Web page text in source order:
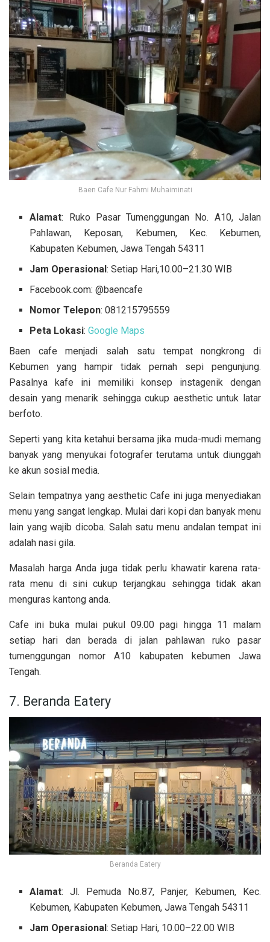
Baen Cafe Nur Fahmi Muhaiminati
Alamat: Ruko Pasar Tumenggungan No. A10, Jalan
Pahlawan, Keposan, Kebumen, Kec. Kebumen,
Kabupaten Kebumen, Jawa Tengah 54311
Jam Operasional: Setiap Hari,10.00–21.30 WIB
Facebook.com: @baencafe
Nomor Telepon: 081215795559
Peta Lokasi:Google Maps
Baen cafe menjadi salah satu tempat nongkrong di
Kebumen yang hampir tidak pernah sepi pengunjung.
Pasalnya kafe ini memiliki konsep instagenik dengan
desain yang menarik sehingga cukup aesthetic untuk latar
berfoto.
Seperti yang kita ketahui bersama jika muda-mudi memang
banyak yang menyukai fotografer terutama untuk diunggah
ke akun sosial media.
Selain tempatnya yang aesthetic Cafe ini juga menyediakan
menu yang sangat lengkap. Mulai dari kopi dan banyak menu
lain yang wajib dicoba. Salah satu menu andalan tempat ini
adalah nasi gila.
Masalah harga Anda juga tidak perlu khawatir karena rata-
rata menu di sini cukup terjangkau sehingga tidak akan
menguras kantong anda.
Cafe ini buka mulai pukul 09.00 pagi hingga 11 malam
setiap hari dan berada di jalan pahlawan ruko pasar
tumenggungan nomor A10 kabupaten kebumen Jawa
Tengah.
7. Beranda Eatery
Beranda Eatery
Alamat: Jl. Pemuda No.87, Panjer, Kebumen, Kec.
Kebumen, Kabupaten Kebumen, Jawa Tengah 54311
Jam Operasional: Setiap Hari, 10.00–22.00 WIB